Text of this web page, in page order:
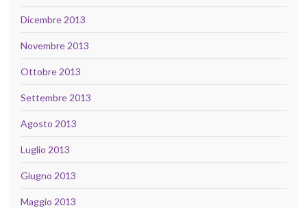
Dicembre 2013
Novembre 2013
Ottobre 2013
Settembre 2013
Agosto 2013
Luglio 2013
Giugno 2013
Maggio 2013